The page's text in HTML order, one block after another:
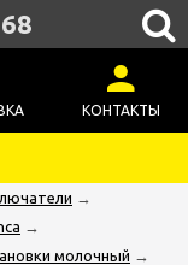
КОНТАКТЫ
→
→
молочный →